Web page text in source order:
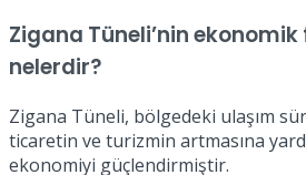
Zigana Tüneli’nin
nelerdir?
Zigana Tüneli, bölgedeki ulaşım
ticaretin ve turizmin artmasına
ekonomiyi güçlendirmiştir.